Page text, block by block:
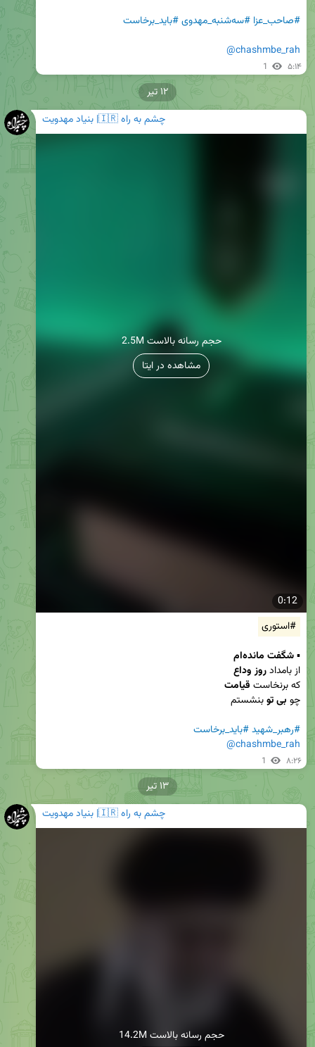
#صاحب_عزا #سه‌شنبه_مهدوی
#باید_برخاست
@chashmbe_rah
1 ۵:۱۴
چشم به راه 🇮🇷| بنیاد مهدویت
0:12
2.5M حجم رسانه بالاست
مشاهده در ایتا
#استوری
▪️ شگفت مانده‌ام
از بامداد روز وداع
که برنخاست قیامت
چو بی تو
#رهبر_شهید#باید_برخاست
@chashmbe_rah
1 ۸:۲۶
۱۲ تیر
چشم به راه 🇮🇷| بنیاد مهدویت
14.2M حجم رسانه بالاست
۱۳ تیر